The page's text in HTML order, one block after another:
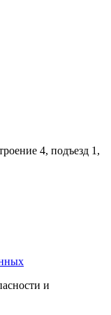
4, подъезд 1,
и